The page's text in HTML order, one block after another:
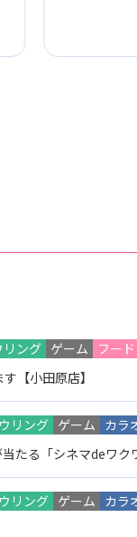
リング ゲーム
フード
【小田原店】
リング ゲーム カラ
たる「シネマdeワク
リング ゲーム カラ